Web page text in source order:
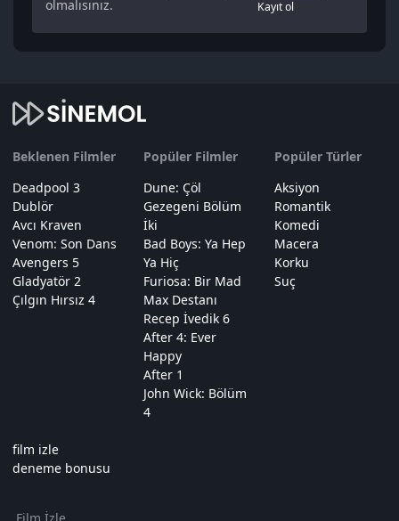
olmalısınız.
Kayıt ol
Beklenen Filmler
Deadpool 3
Dublör
Avcı Kraven
Venom: Son Dans
Avengers 5
Gladyatör 2
Çılgın Hırsız 4
Popüler Filmler
Dune: Çöl
Gezegeni Bölüm
İki
Bad Boys: Ya Hep
Ya Hiç
Furiosa: Bir Mad
Max Destanı
Recep İvedik 6
After 4: Ever
Happy
After 1
John Wick: Bölüm
4
Popüler Türler
Aksiyon
Romantik
Komedi
Macera
Korku
Suç
film izle
deneme bonusu